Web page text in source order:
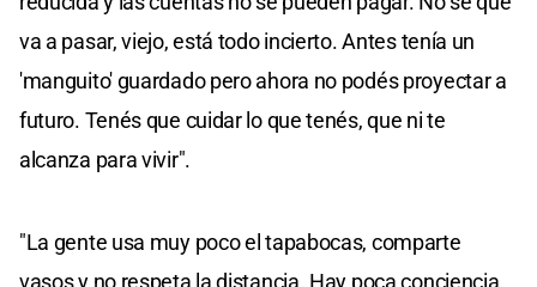
va a pasar, viejo, está todo incierto. Antes tenía un
'manguito' guardado pero ahora no podés proyectar a
futuro. Tenés que cuidar lo que tenés, que ni te
alcanza para vivir".
"La gente usa muy poco el tapabocas, comparte
vasos y no respeta la distancia. Hay poca conciencia,